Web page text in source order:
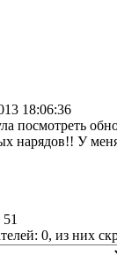
18:06:36
посмотреть
нарядов!! У
51
0, из них